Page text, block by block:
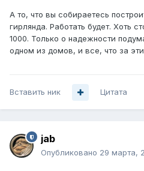
А то, что вы собираетесь
гирлянда. Работать будет. Хоть
1000. Только о надежности
одном из домов, и все, что за
Вставить ник Цитата
jab
Опубликовано 29 марта,